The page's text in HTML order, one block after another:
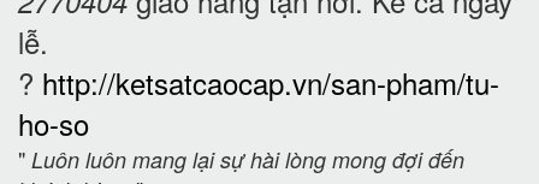
lễ.
? http://ketsatcaocap.vn/san-pham/tu-
ho-so
" Luôn luôn mang lại sự hài lòng mong đợi đến